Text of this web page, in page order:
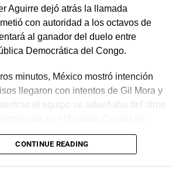
Aguirre dejó atrás la llamada
con autoridad a los octavos de
al ganador del duelo entre
Democrática del Congo.
minutos, México mostró intención
llegaron con intentos de Gil Mora y
el equipo se adueñaba del ritmo
CONTINUE READING